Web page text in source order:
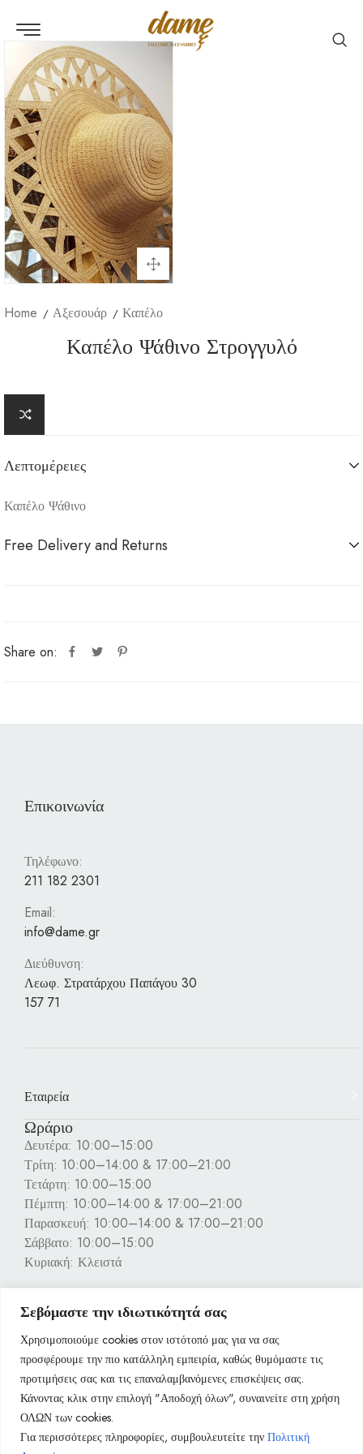
Σεβόμαστε την ιδιωτικότητά σας
Χρησιμοποιούμε cookies στον ιστότοπό μας για να σας
προσφέρουμε την πιο κατάλληλη εμπειρία, καθώς θυμόμαστε τις
προτιμήσεις σας και τις επαναλαμβανόμενες επισκέψεις σας.
Κάνοντας κλικ στην επιλογή "Αποδοχή όλων", συναινείτε στη χρήση
ΟΛΩΝ των cookies.
Για περισσότερες πληροφορίες, συμβουλευτείτε την Πολιτική
Home Αξεσουάρ Καπέλο
Καπέλο Ψάθινο Στρογγυλό
Share on:
Λεπτομέρειες
Καπέλο Ψάθινο
Free Delivery and Returns
Επικοινωνία
Τηλέφωνο:
211 182 2301
Email:
info@dame.gr
Διεύθυνση:
Λεωφ. Στρατάρχου Παπάγου 30
157 71
Εταιρεία
Ωράριο
Δευτέρα: 10:00–15:00
Τρίτη: 10:00–14:00 & 17:00–21:00
Τετάρτη: 10:00–15:00
Πέμπτη: 10:00–14:00 & 17:00–21:00
Παρασκευή: 10:00–14:00 & 17:00–21:00
Σάββατο: 10:00–15:00
Κυριακή: Κλειστά
Πληροφορίες